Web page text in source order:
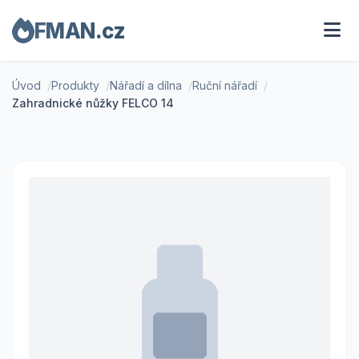
FMAN.cz
Úvod Produkty Nářadí a dílna
Ruční nářadí
Zahradnické nůžky FELCO 14